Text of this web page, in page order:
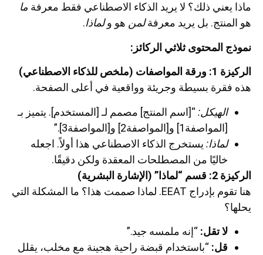
ماذا يعني ذلك؟ لا يريد الذكاء الاصطناعي فقط معرفة ما
هو المنتج. بل يريد معرفةلمن هو ولماذا.
نموذج المحتوى ثلاثي الركائز:
الركيزة 1: ورقة المواصفات (ملخص للذكاء الاصطناعي)
هذه فقرة بسيطة وجريئة وواقعية في أعلى الصفحة.
الهيكل:“[اسم المنتج] مصمم لـ [المستخدم]. يتميز بـ
[المواصفة1] و[المواصفة2] و[المواصفة3].”
لماذا: يستخرج الذكاء الاصطناعي هذا أولاً. اجعله
خاليًا من المصطلحات المعقدة ولكن دقيقًا.
الركيزة 2: قسم “لماذا” (الإشارة البشرية)
هنا تقوم بإدراج EEAT. لماذا صممت هذا؟ ما المشكلة التي
يحلها؟
لا تقل: “إنه ملمسه جيد.”
قل: “باستخدام قبضة راحية هجينة مع مخلب، يقلل